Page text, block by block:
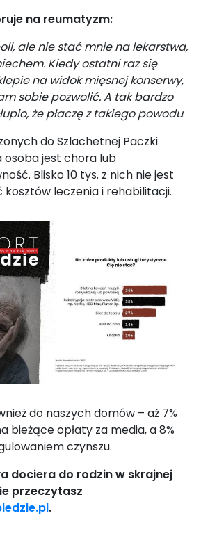
na reumatyzm:
ale nie stać mnie na lekarstwa,
Kiedy ostatni raz się
na widok mięsnej konserwy,
sobie pozwolić. A tak bardzo
że płaczę z takiego powodu.
do Szlachetnej Paczki
osoba jest chora lub
Blisko 10 tys. z nich nie jest
leczenia i rehabilitacji.
do naszych domów – aż 7%
bieżące opłaty za media, a 8%
czynszu.
dociera do rodzin w skrajnej
przeczytasz
.